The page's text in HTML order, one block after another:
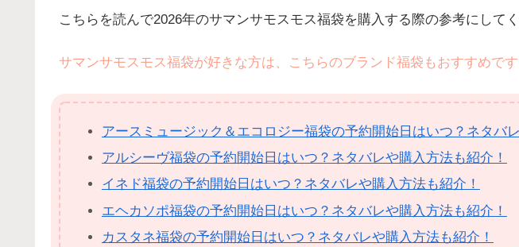
こちらを読んで2026年のサマンサモスモス福袋を購入する際の参考にして
サマンサモスモス福袋が好きな方は、こちらのブランド福袋もおすすめです
アースミュージック＆エコロジー福袋の予約開始日はいつ？ネタバ
アルシーヴ福袋の予約開始日はいつ？ネタバレや購入方法も紹介！
イネド福袋の予約開始日はいつ？ネタバレや購入方法も紹介！
エヘカソポ福袋の予約開始日はいつ？ネタバレや購入方法も紹介！
カスタネ福袋の予約開始日はいつ？ネタバレや購入方法も紹介！